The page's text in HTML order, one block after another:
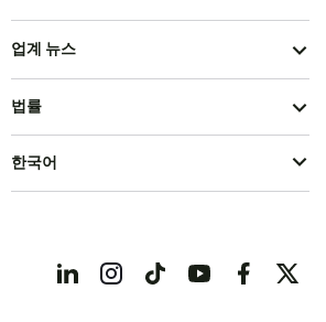
업계 뉴스
법률
한국어